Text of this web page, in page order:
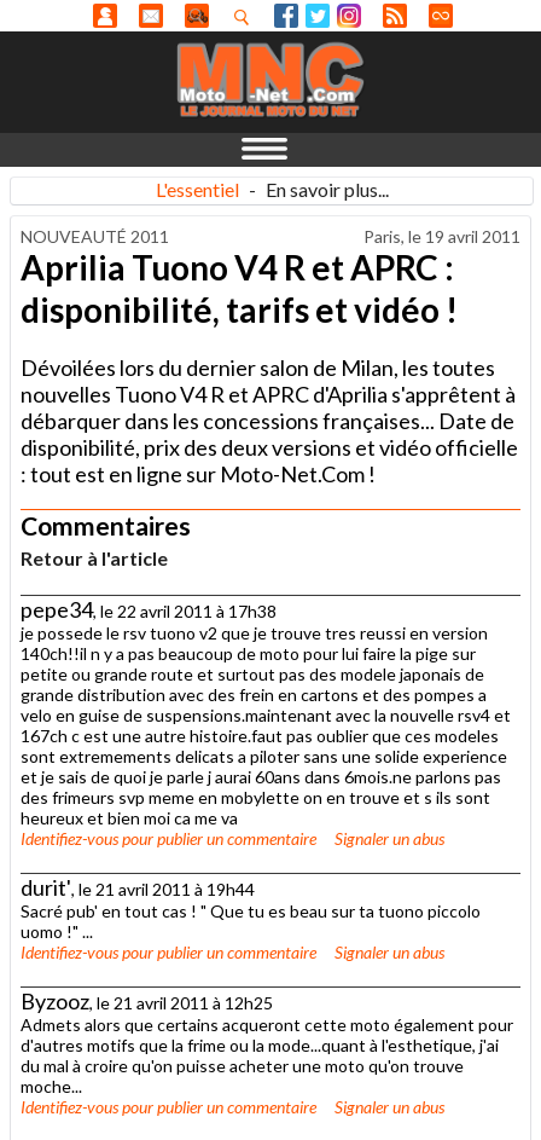
L'essentiel - En savoir plus...
NOUVEAUTÉ 2011 Paris, le 19 avril 2011
Aprilia Tuono V4 R et APRC :
disponibilité, tarifs et vidéo !
Dévoilées lors du dernier salon de Milan, les toutes
nouvelles Tuono V4 R et APRC d'Aprilia s'apprêtent à
débarquer dans les concessions françaises... Date de
disponibilité, prix des deux versions et vidéo officielle
: tout est en ligne sur Moto-Net.Com !
Commentaires
Retour à l'article
pepe34, le 22 avril 2011 à 17h38
je possede le rsv tuono v2 que je trouve tres reussi en version
140ch!!il n y a pas beaucoup de moto pour lui faire la pige sur
petite ou grande route et surtout pas des modele japonais de
grande distribution avec des frein en cartons et des pompes a
velo en guise de suspensions.maintenant avec la nouvelle rsv4 et
167ch c est une autre histoire.faut pas oublier que ces modeles
sont extremements delicats a piloter sans une solide experience
et je sais de quoi je parle j aurai 60ans dans 6mois.ne parlons pas
des frimeurs svp meme en mobylette on en trouve et s ils sont
heureux et bien moi ca me va
Identifiez-vouspour publier un commentaire Signaler un abus
durit', le 21 avril 2011 à 19h44
Sacré pub' en tout cas ! " Que tu es beau sur ta tuono piccolo
uomo !" ...
Identifiez-vouspour publier un commentaire Signaler un abus
Byzooz, le 21 avril 2011 à 12h25
Admets alors que certains acqueront cette moto également pour
d'autres motifs que la frime ou la mode...quant à l'esthetique, j'ai
du mal à croire qu'on puisse acheter une moto qu'on trouve
moche...
Identifiez-vouspour publier un commentaire Signaler un abus